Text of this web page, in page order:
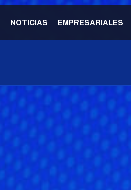
NOTICIAS EMPRESARIALES